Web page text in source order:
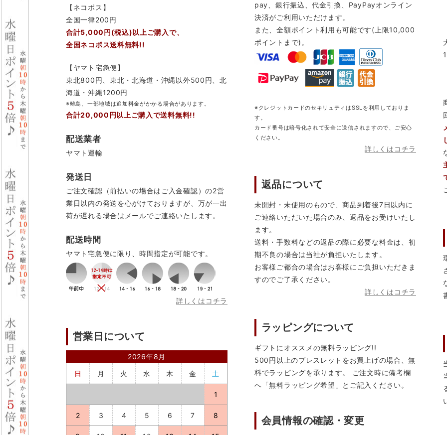
【ネコポス】
全国一律200円
合計5,000円(税込)以上ご購入で、
全国ネコポス送料無料!!
【ヤマト宅急便】
東北800円、東北・北海道・沖縄以外500円、北
海道・沖縄1200円
※離島、一部地域は追加料金がかかる場合があります。
合計20,000円以上ご購入で送料無料!!
配送業者
ヤマト運輸
発送日
ご注文確認（前払いの場合はご入金確認）の2営
業日以内の発送を心がけておりますが、万が一出
荷が遅れる場合はメールでご連絡いたします。
配送時間
ヤマト宅急便に限り、時間指定が可能です。
詳しくはコチラ
営業日について
2026年8月
日
月 火 水 木 金 土
1
2 3 4 5 6 7 8
pay、銀行振込、代金引換、PayPayオンライン
決済がご利用いただけます。
また、全額ポイント利用も可能です(上限10,000
ポイントまで)。
※クレジットカードのセキリュティはSSLを利用しておりま
す。
カード番号は暗号化されて安全に送信されますので、ご安心
ください。
詳しくはコチラ
返品について
未開封・未使用のもので、商品到着後7日以内に
ご連絡いただいた場合のみ、返品をお受けいたし
ます。
送料・手数料などの返品の際に必要な料金は、初
期不良の場合は当社が負担いたします。
お客様ご都合の場合はお客様にご負担いただきま
すのでご了承ください。
詳しくはコチラ
ラッピングについて
ギフトにオススメの無料ラッピング!!
500円以上のブレスレットをお買上げの場合、無
料でラッピングを承ります。 ご注文時に備考欄
へ「無料ラッピング希望」とご記入ください。
会員情報の確認・変更